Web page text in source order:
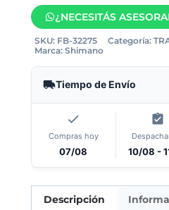
¿NECESITÁS
SKU: FB-32275 Categoría:
Marca: Shimano
Tiempo de Envío
Compras hoy
07/08 10/08 -
Descripción